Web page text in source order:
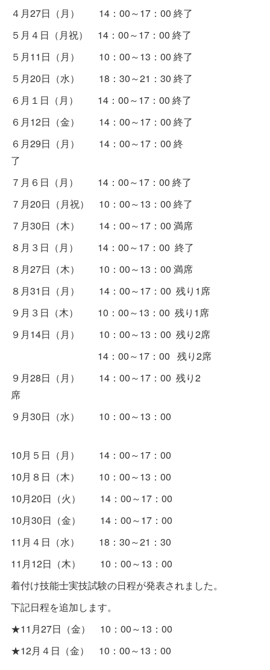
４月27日（月） 14：00～17：00 終了
５月４日（月祝） 14：00～17：00 終了
５月11日（月） 10：00～13：00 終了
５月20日（水） 18：30～21：30 終了
６月１日（月） 14：00～17：00 終了
６月12日（金） 14：00～17：00 終了
６月29日（月） 14：00～17：00 終
了
７月６日（月） 14：00～17：00 終了
７月20日（月祝） 10：00～13：00 終了
７月30日（木） 14：00～17：00 満席
８月３日（月） 14：00～17：00 終了
８月27日（木） 10：00～13：00 満席
８月31日（月） 14：00～17：00 残り1席
９月３日（木） 10：00～13：00 残り1席
９月14日（月） 10：00～13：00 残り2席
14：00～17：00 残り2席
９月28日（月） 14：00～17：00 残り2
席
９月30日（水） 10：00～13：00
10月５日（月） 14：00～17：00
10月８日（木） 10：00～13：00
10月20日（火） 14：00～17：00
10月30日（金） 14：00～17：00
11月４日（水） 18：30～21：30
11月12日（木） 10：00～13：00
着付け技能士実技試験の日程が発表されました。
下記日程を追加します。
★11月27日（金） 10：00～13：00
★12月４日（金） 10：00～13：00